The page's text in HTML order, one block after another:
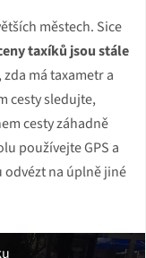
městech. Sice
taxíků jsou stále
má taxametr a
cesty sledujte,
cesty záhadně
používejte GPS a
na úplně jiné